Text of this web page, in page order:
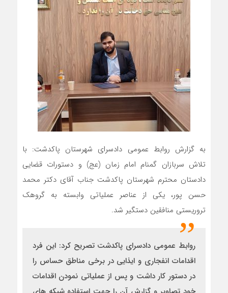
به گزارش روابط عمومی دادسرای شهرستان پاکدشت: با
تلاش سربازان گمنام امام زمان (عج) و دستورات قضایی
دادستان محترم شهرستان پاکدشت جناب آقای دکتر محمد
حسن پور، یکی از عناصر عملیاتی وابسته به گروهک
تروریستی منافقین دستگیر شد.
روابط عمومی دادسرای پاکدشت تصریح کرد: این فرد
اقدامات انفجاری و ایذایی در برخی مناطق حساس را
در دستور کار داشت و پس از عملیاتی نمودن اقدامات